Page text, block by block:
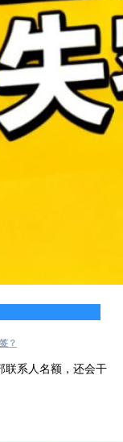
？
联系人名额，还会干